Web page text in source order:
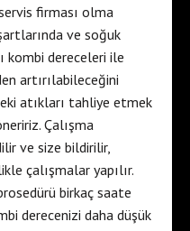
firması olma
ve soğuk
kombi dereceleri ile
artırılabileceğini
atıkları tahliye etmek
Çalışma
ve size bildirilir,
çalışmalar yapılır.
birkaç saate
derecenizi daha düşük